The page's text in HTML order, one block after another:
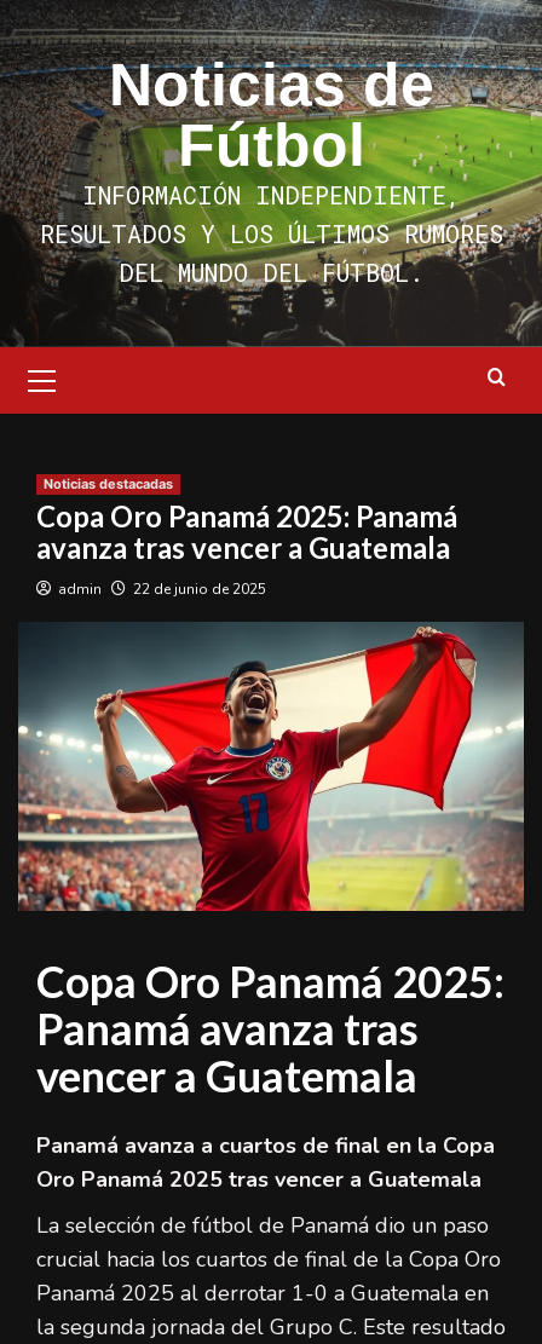
Saltar
al
contenido
Noticias de
Fútbol
INFORMACIÓN INDEPENDIENTE,
RESULTADOS Y LOS ÚLTIMOS RUMORES
DEL MUNDO DEL FÚTBOL.
primario
Noticias destacadas
Copa Oro Panamá 2025: Panamá
avanza tras vencer a Guatemala
admin 22 de junio de 2025
Copa Oro Panamá 2025:
Panamá avanza tras
vencer a Guatemala
Panamá avanza a cuartos de final en la Copa
Oro Panamá 2025 tras vencer a Guatemala
La selección de fútbol de Panamá dio un paso
crucial hacia los cuartos de final de la Copa Oro
Panamá 2025 al derrotar 1-0 a Guatemala en
la segunda jornada del Grupo C. Este resultado